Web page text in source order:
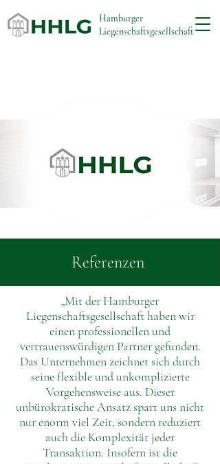
Hamburger
Liegenschaftsgesellschaft
Referenzen
„Mit der Hamburger
Liegenschaftsgesellschaft haben wir
einen professionellen und
vertrauenswürdigen Partner gefunden.
Das Unternehmen zeichnet sich durch
seine flexible und unkomplizierte
Vorgehensweise aus. Dieser
unbürokratische Ansatz spart uns nicht
nur enorm viel Zeit, sondern reduziert
auch die Komplexität jeder
Transaktion. Insofern ist die